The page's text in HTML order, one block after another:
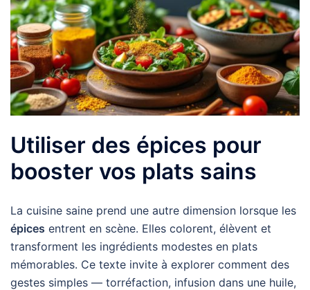
Utiliser des épices pour
booster vos plats sains
La cuisine saine prend une autre dimension lorsque les
épices entrent en scène. Elles colorent, élèvent et
transforment les ingrédients modestes en plats
mémorables. Ce texte invite à explorer comment des
gestes simples — torréfaction, infusion dans une huile,